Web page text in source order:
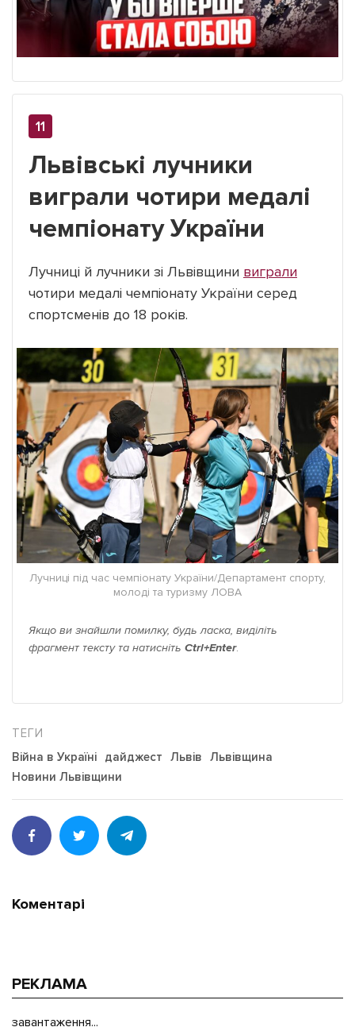
Львівські лучники
виграли чотири медалі
чемпіонату України
Лучниці й лучники зі Львівщини виграли
чотири медалі чемпіонату України серед
спортсменів до 18 років.
Лучниці під час чемпіонату України/Департамент спорту,
молоді та туризму ЛОВА
Якщо ви знайшли помилку, будь ласка, виділіть
фрагмент тексту та натисніть Ctrl+Enter.
Війна в Україні дайджест Львів
Львівщина
Новини Львівщини
Коментарі
РЕКЛАМА
завантаження...